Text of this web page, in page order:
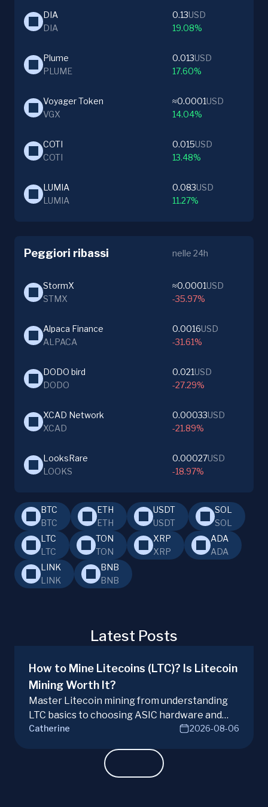
DIA
DIA
0.13USD
19.08%
Plume
PLUME
0.013USD
17.60%
Voyager Token
VGX
≈0.0001USD
14.04%
COTI
COTI
0.015USD
13.48%
LUMIA
LUMIA
0.083USD
11.27%
Peggiori ribassi nelle 24h
StormX
STMX
≈0.0001USD
-35.97%
Alpaca Finance
ALPACA
0.0016USD
-31.61%
DODO bird
DODO
0.021USD
-27.29%
XCAD Network
XCAD
0.00033USD
-21.89%
LooksRare
LOOKS
0.00027USD
-18.97%
BTC
BTC
ETH
ETH
USDT
USDT
SOL
SOL
LTC
LTC
TON
TON
XRP
XRP
ADA
ADA
LINK
LINK
BNB
BNB
Latest Posts
How to Mine Litecoins (LTC)? Is Litecoin
Mining Worth It?
Master Litecoin mining from understanding
LTC basics to choosing ASIC hardware and
joining mining pools. Optimize your Litecoin
Catherine 2026-08-06